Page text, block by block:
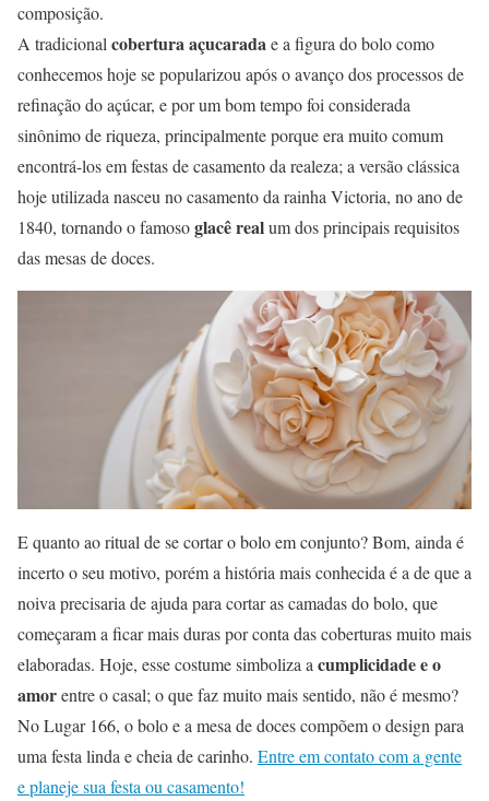
composição.
A tradicional cobertura açucaradae a figura do bolo como
conhecemos hoje se popularizou após o avanço dos processos de
refinação do açúcar, e por um bom tempo foi considerada
sinônimo de riqueza, principalmente porque era muito comum
encontrá-los em festas de casamento da realeza; a versão clássica
hoje utilizada nasceu no casamento da rainha Victoria, no ano de
1840, tornando o famosoglacê realum dos principais requisitos
das mesas de doces.
E quanto ao ritual de se cortar o bolo em conjunto? Bom, ainda é
incerto o seu motivo, porém a história mais conhecida é a de que a
noiva precisaria de ajuda para cortar as camadas do bolo, que
começaram a ficar mais duras por conta das coberturas muito mais
elaboradas. Hoje, esse costume simboliza a cumplicidade e o
amorentre o casal; o que faz muito mais sentido, não é mesmo?
No Lugar 166, o bolo e a mesa de doces compõem o design para
uma festa linda e cheia de carinho. Entre em contato com a gente
e planeje sua festa ou casamento!